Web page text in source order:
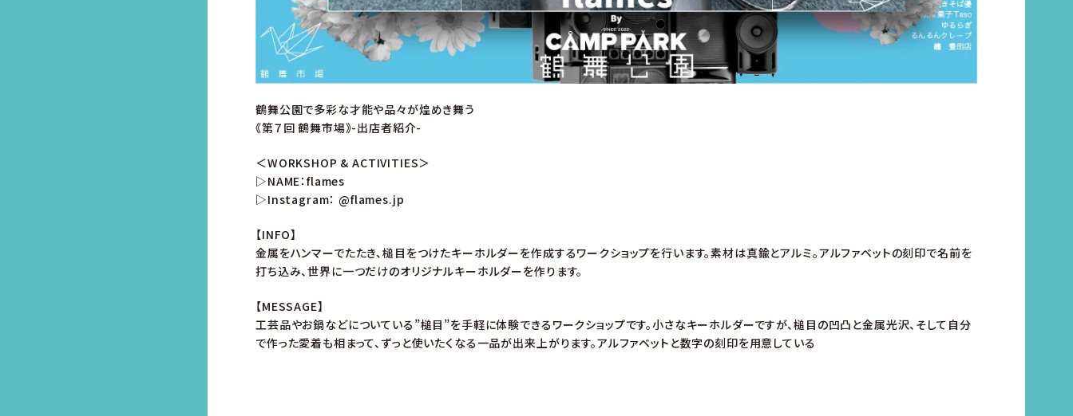
鶴舞公園で多彩な才能や品々が煌めき舞う
《第７回 鶴舞市場》-出店者紹介-
＜WORKSHOP & ACTIVITIES＞
▷NAME：flames
▷Instagram： @flames.jp
【INFO】
金属をハンマーでたたき、槌目をつけたキーホルダーを作成するワークショップを行います。素材は真鍮とアルミ。アルファベットの刻印で名前を
打ち込み、世界に一つだけのオリジナルキーホルダーを作ります。
【MESSAGE】
工芸品やお鍋などについている”槌目”を手軽に体験できるワークショップです。小さなキーホルダーですが、槌目の凹凸と金属光沢、そして自分
で作った愛着も相まって、ずっと使いたくなる一品が出来上がります。アルファベットと数字の刻印を用意している